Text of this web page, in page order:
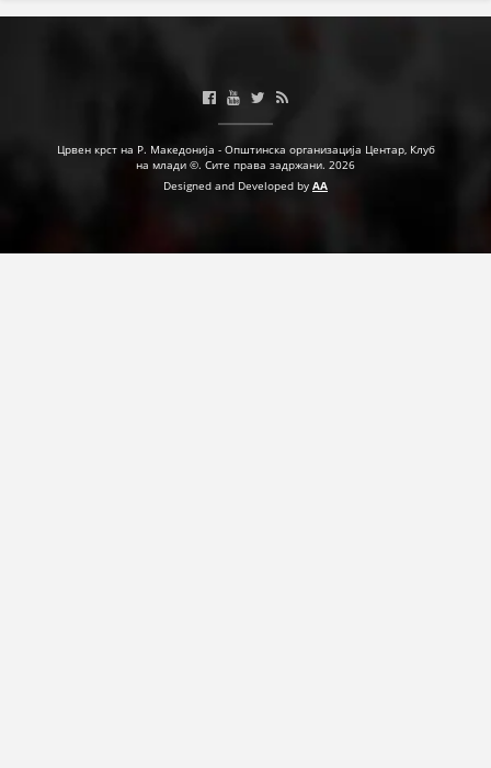
Црвен крст на Р. Македонија - Општинска организација Центар, Клуб
на млади ©. Сите права задржани. 2026
Designed and Developed by AA